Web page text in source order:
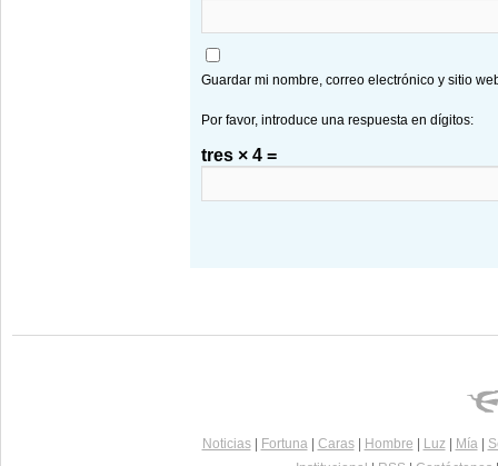
Guardar mi nombre, correo electrónico y sitio
Por favor, introduce una respuesta en dígitos:
tres × 4 =
Noticias| Fortuna| Caras| Hombre Luz| Mía|